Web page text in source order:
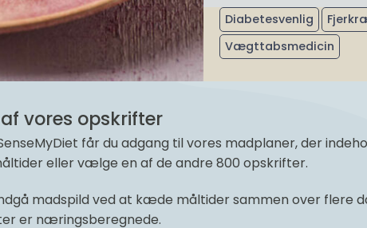
Diabetesvenlig
Vægttabsmedicin
vores opskrifter
får du adgang til vores madplaner, der
eller vælge en af de andre 800 opskrifter.
madspild ved at kæde måltider sammen over flere
er næringsberegnede.